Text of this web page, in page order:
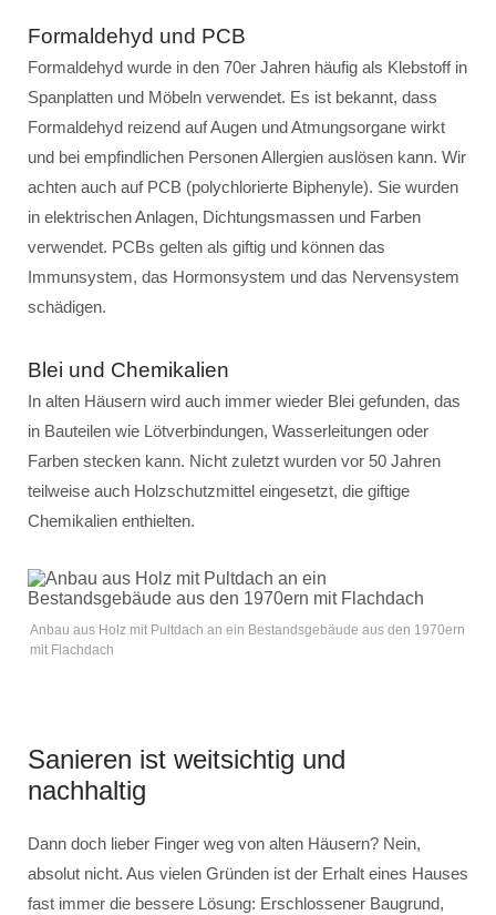
Formaldehyd und PCB
Formaldehyd wurde in den 70er Jahren häufig als Klebstoff in
Spanplatten und Möbeln verwendet. Es ist bekannt, dass
Formaldehyd reizend auf Augen und Atmungsorgane wirkt
und bei empfindlichen Personen Allergien auslösen kann. Wir
achten auch auf PCB (polychlorierte Biphenyle). Sie wurden
in elektrischen Anlagen, Dichtungsmassen und Farben
verwendet. PCBs gelten als giftig und können das
Immunsystem, das Hormonsystem und das Nervensystem
schädigen.
Blei und Chemikalien
In alten Häusern wird auch immer wieder Blei gefunden, das
in Bauteilen wie Lötverbindungen, Wasserleitungen oder
Farben stecken kann. Nicht zuletzt wurden vor 50 Jahren
teilweise auch Holzschutzmittel eingesetzt, die giftige
Chemikalien enthielten.
Anbau aus Holz mit Pultdach an ein Bestandsgebäude aus den 1970ern
mit Flachdach
Sanieren ist weitsichtig und
nachhaltig
Dann doch lieber Finger weg von alten Häusern? Nein,
absolut nicht. Aus vielen Gründen ist der Erhalt eines Hauses
fast immer die bessere Lösung: Erschlossener Baugrund,